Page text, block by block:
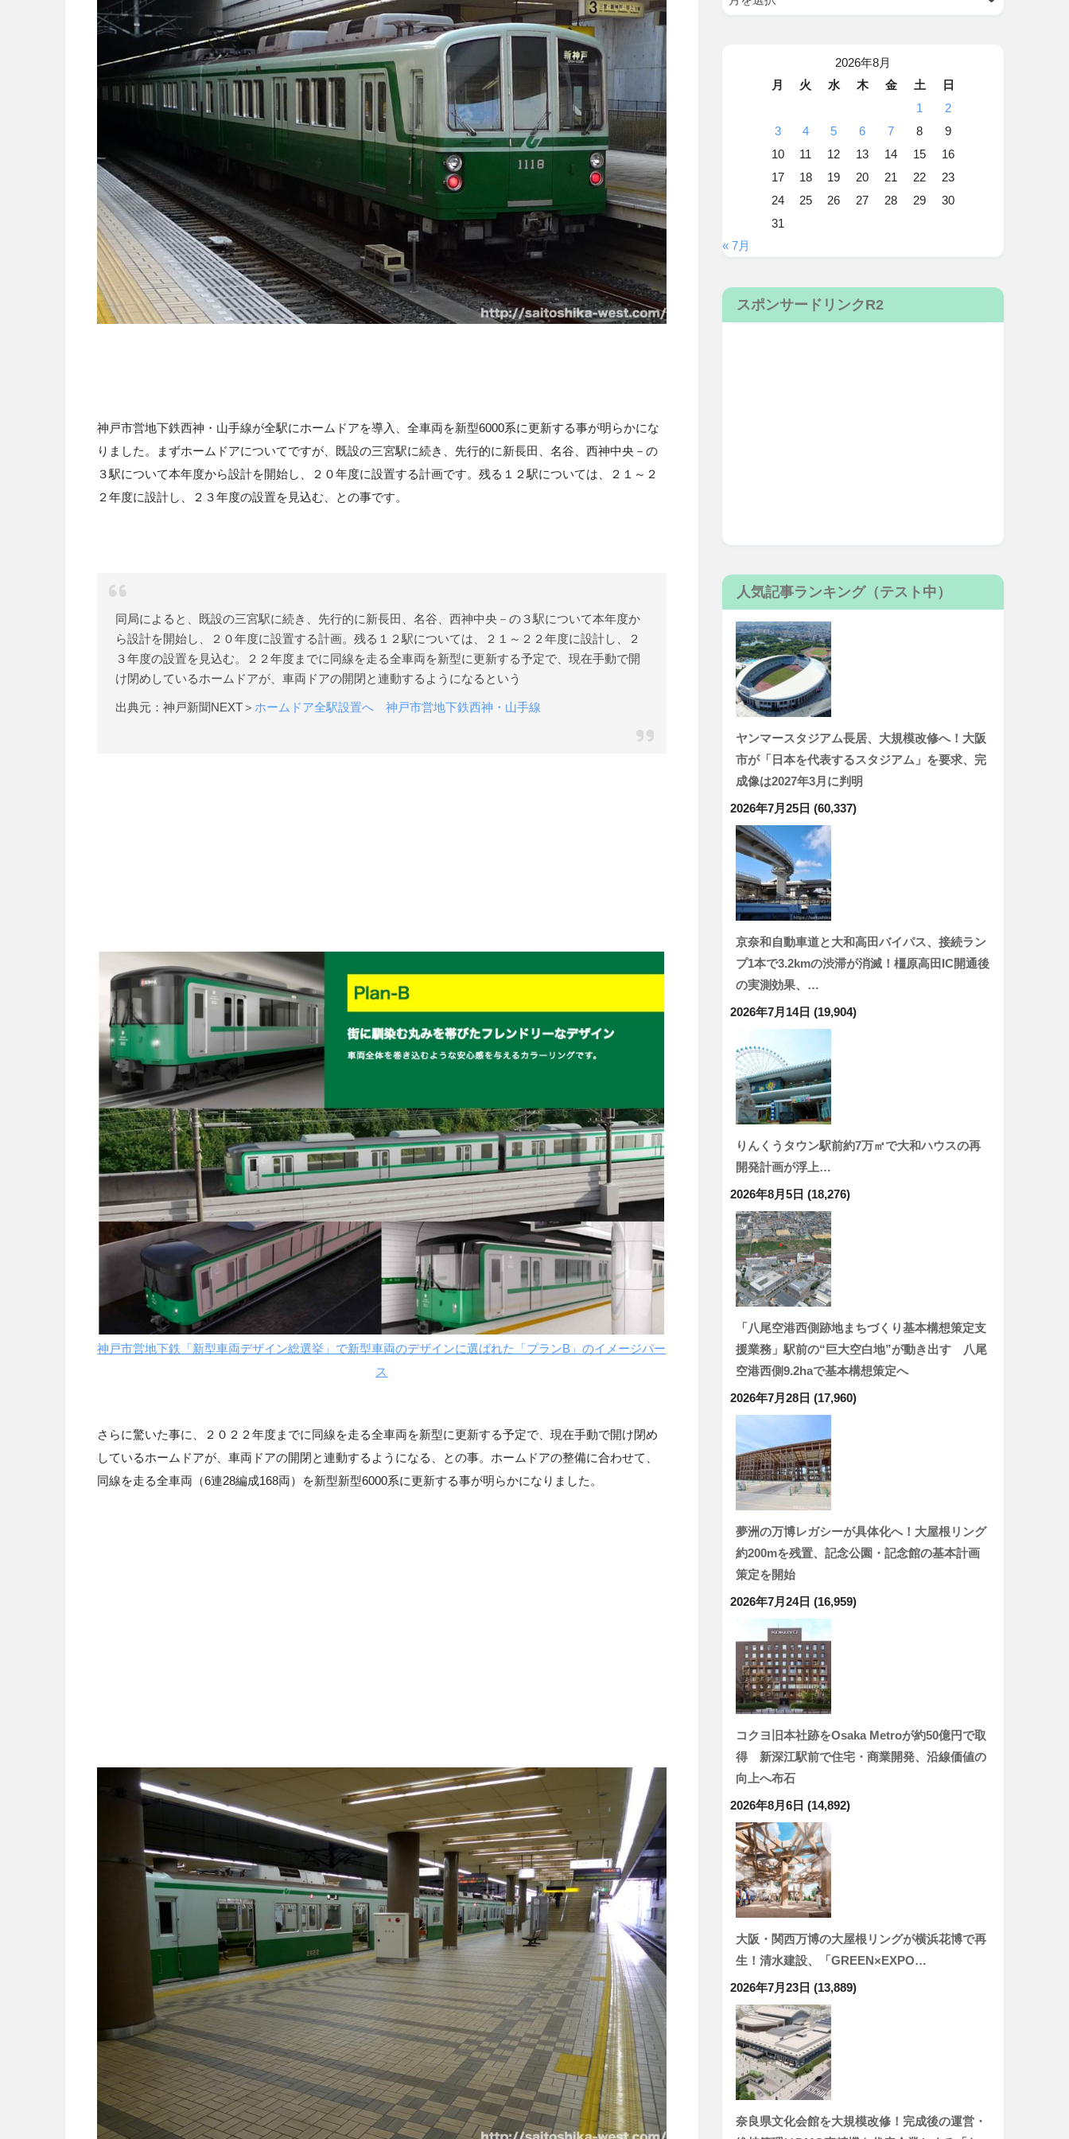
神戸市営地下鉄西神・山手線が全駅にホームドアを導入、全車両を新型6000系に更新する事が明らかにな
りました。まずホームドアについてですが、既設の三宮駅に続き、先行的に新長田、名谷、西神中央－の
３駅について本年度から設計を開始し、２０年度に設置する計画です。残る１２駅については、２１～２
２年度に設計し、２３年度の設置を見込む、との事です。
同局によると、既設の三宮駅に続き、先行的に新長田、名谷、西神中央－の３駅について本年度か
ら設計を開始し、２０年度に設置する計画。残る１２駅については、２１～２２年度に設計し、２
３年度の設置を見込む。２２年度までに同線を走る全車両を新型に更新する予定で、現在手動で開
け閉めしているホームドアが、車両ドアの開閉と連動するようになるという
出典元：神戸新聞NEXT＞ ホームドア全駅設置へ 神戸市営地下鉄西神・山手線
神戸市営地下鉄「新型車両デザイン総選挙」で新型車両のデザインに選ばれた「プランB」のイメージパー
ス
さらに驚いた事に、２０２２年度までに同線を走る全車両を新型に更新する予定で、現在手動で開け閉め
しているホームドアが、車両ドアの開閉と連動するようになる、との事。ホームドアの整備に合わせて、
同線を走る全車両（6連28編成168両） を新型新型6000系に更新する事が明らかになりました。
2026年8月
月
火 水 木 金 土
日
1
2
3
4 5 6 7 8
9
10
11 12 13 14 15
16
17
18 19 20 21 22
23
24
25 26 27 28 29
30
31
« 7月
スポンサードリンクR2
人気記事ランキング（テスト中）
ヤンマースタジアム長居、大規模改修へ！大阪
市が「日本を代表するスタジアム」を要求、完
成像は2027年3月に判明
2026年7月25日 (60,337)
京奈和自動車道と大和高田バイパス、接続ラン
プ1本で3.2kmの渋滞が消滅！橿原高田IC開通後
の実測効果、…
2026年7月14日 (19,904)
りんくうタウン駅前約7万㎡で大和ハウスの再
開発計画が浮上…
2026年8月5日 (18,276)
「八尾空港西側跡地まちづくり基本構想策定支
援業務」駅前の“巨大空白地”が動き出す 八尾
空港西側9.2haで基本構想策定へ
2026年7月28日 (17,960)
夢洲の万博レガシーが具体化へ！大屋根リング
約200mを残置、記念公園・記念館の基本計画
策定を開始
2026年7月24日 (16,959)
コクヨ旧本社跡をOsaka Metroが約50億円で取
得 新深江駅前で住宅・商業開発、沿線価値の
向上へ布石
2026年8月6日 (14,892)
大阪・関西万博の大屋根リングが横浜花博で再
生！清水建設、「GREEN×EXPO…
2026年7月23日 (13,889)
奈良県文化会館を大規模改修！完成後の運営・